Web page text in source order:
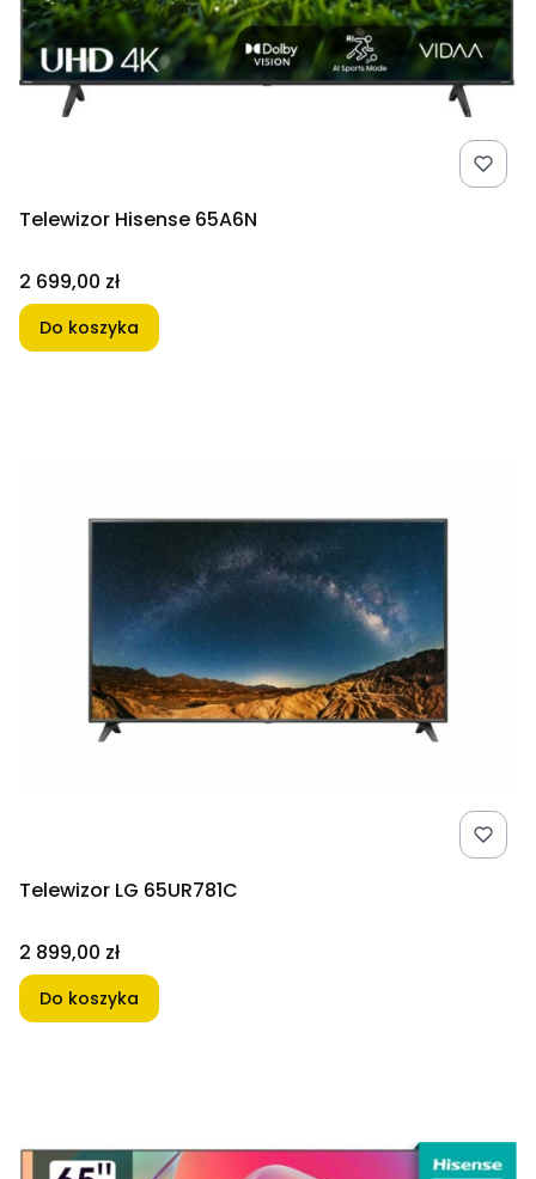
Telewizor Hisense 65A6N
Cena
2 699,00 zł
Do koszyka
Telewizor LG 65UR781C
Cena
2 899,00 zł
Do koszyka